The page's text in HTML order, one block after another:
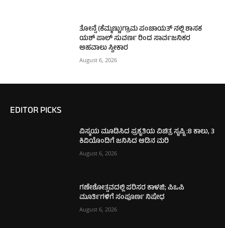
ತೋನ್ಸೆ (ಕೆಮ್ಮಣ್ಣು)ಗ್ರಾಮ ಪಂಚಾಯತ್ ನಲ್ಲಿ ಶಾಸಕ
ಯಶ್ ಪಾಲ್ ಸುವರ್ಣ ರಿಂದ ಸಾರ್ವಜನಿಕರ
ಅಹವಾಲು ಸ್ವೀಕಾರ
August 6, 2026
EDITOR PICKS
ವಿಸ್ಮಯ ಮೂಡಿಸಿದ ಪ್ರಕೃತಿಯ ವಿಚಿತ್ರ ಸೃಷ್ಟಿ :8 ಕಾಲು, 3
ಕಿವಿಯೊಂದಿಗೆ ಜನಿಸಿದ ಆಡಿನ ಮರಿ
August 6, 2026
ಗಣೇಶೋತ್ಸವದಲ್ಲಿ ಪರಿಸರ ಕಾಳಜಿ; ಪಿಒಪಿ
ಮೂರ್ತಿಗಳಿಗೆ ಸಂಪೂರ್ಣ ನಿಷೇಧ
August 6, 2026